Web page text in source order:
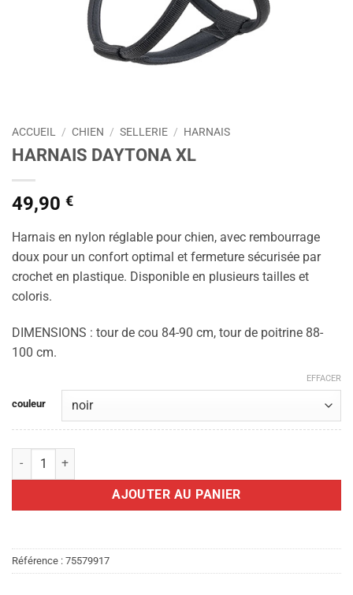
ACCUEIL / CHIEN / SELLERIE / HARNAIS
HARNAIS DAYTONA XL
49,90 €
Harnais en nylon réglable pour chien, avec rembourrage
doux pour un confort optimal et fermeture sécurisée par
crochet en plastique. Disponible en plusieurs tailles et
coloris.
DIMENSIONS : tour de cou 84-90 cm, tour de poitrine 88-
100 cm.
couleur
EFFACER
quantité de HARNAIS DAYTONA XL
AJOUTER AU PANIER
Référence : 75579917